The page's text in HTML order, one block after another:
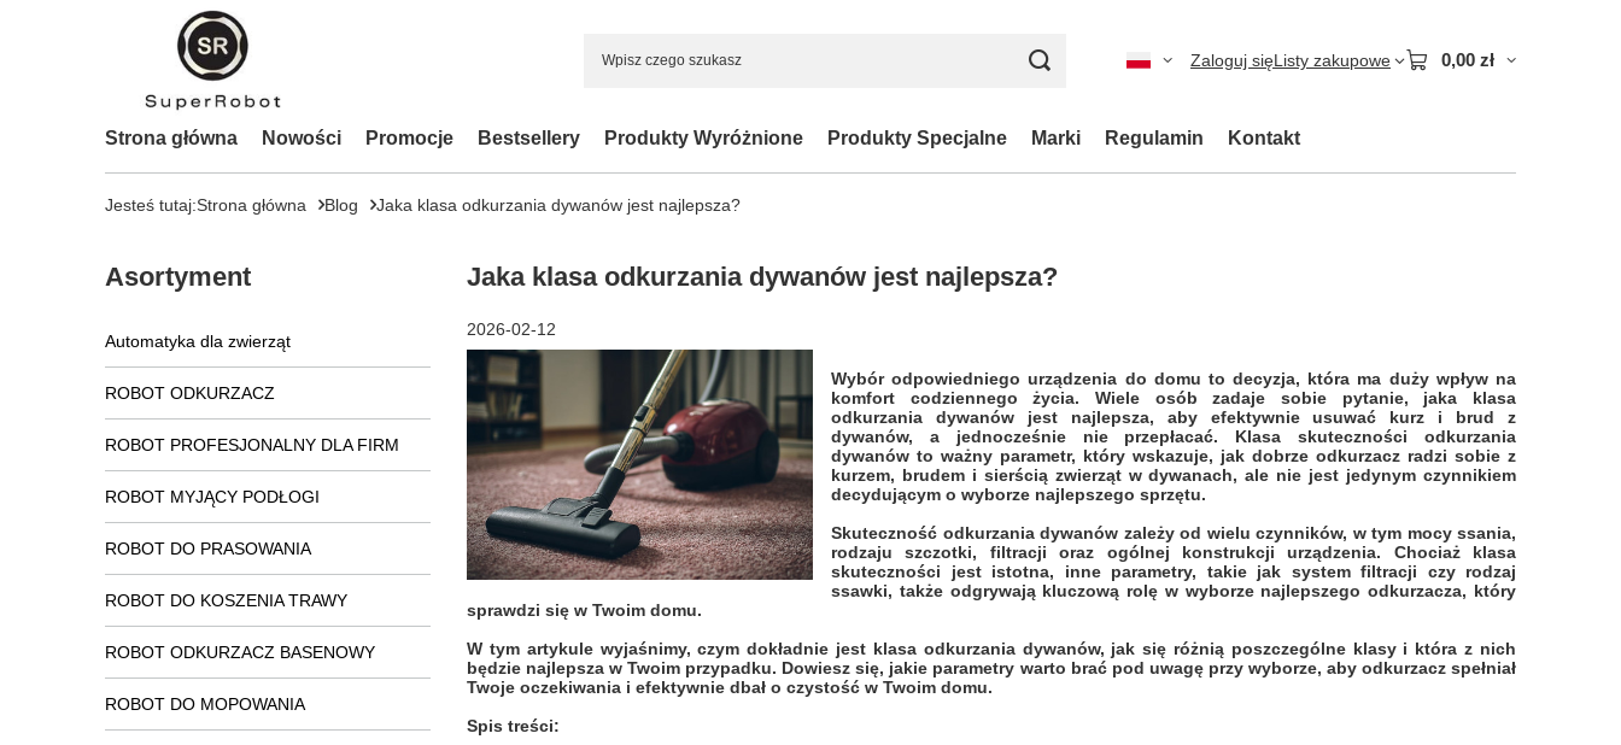
Zaloguj sięListy zakupowe 0,00 zł
Strona główna Nowości Promocje Bestsellery Produkty Wyróżnione Produkty Specjalne Marki Regulamin Kontakt
Jesteś tutaj:Strona główna Blog Jaka klasa odkurzania dywanów jest najlepsza?
Asortyment
Automatyka dla zwierząt
ROBOT ODKURZACZ
ROBOT PROFESJONALNY DLA FIRM
ROBOT MYJĄCY PODŁOGI
ROBOT DO PRASOWANIA
ROBOT DO KOSZENIA TRAWY
ROBOT ODKURZACZ BASENOWY
ROBOT DO MOPOWANIA
Jaka klasa odkurzania dywanów jest najlepsza?
2026-02-12
Wybór odpowiedniego urządzenia do domu to decyzja, która ma duży wpływ na
komfort codziennego życia. Wiele osób zadaje sobie pytanie, jaka klasa
odkurzania dywanów jest najlepsza, aby efektywnie usuwać kurz i brud z
dywanów, a jednocześnie nie przepłacać. Klasa skuteczności odkurzania
dywanów to ważny parametr, który wskazuje, jak dobrze odkurzacz radzi sobie z
kurzem, brudem i sierścią zwierząt w dywanach, ale nie jest jedynym czynnikiem
decydującym o wyborze najlepszego sprzętu.
Skuteczność odkurzania dywanów zależy od wielu czynników, w tym mocy ssania,
rodzaju szczotki, filtracji oraz ogólnej konstrukcji urządzenia. Chociaż klasa
skuteczności jest istotna, inne parametry, takie jak system filtracji czy rodzaj
ssawki, także odgrywają kluczową rolę w wyborze najlepszego odkurzacza, który
sprawdzi się w Twoim domu.
W tym artykule wyjaśnimy, czym dokładnie jest klasa odkurzania dywanów, jak się różnią poszczególne klasy i która z nich
będzie najlepsza w Twoim przypadku. Dowiesz się, jakie parametry warto brać pod uwagę przy wyborze, aby odkurzacz spełniał
Twoje oczekiwania i efektywnie dbał o czystość w Twoim domu.
Spis treści: